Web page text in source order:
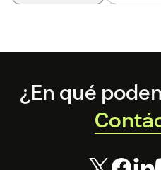
Footer
¿En qué